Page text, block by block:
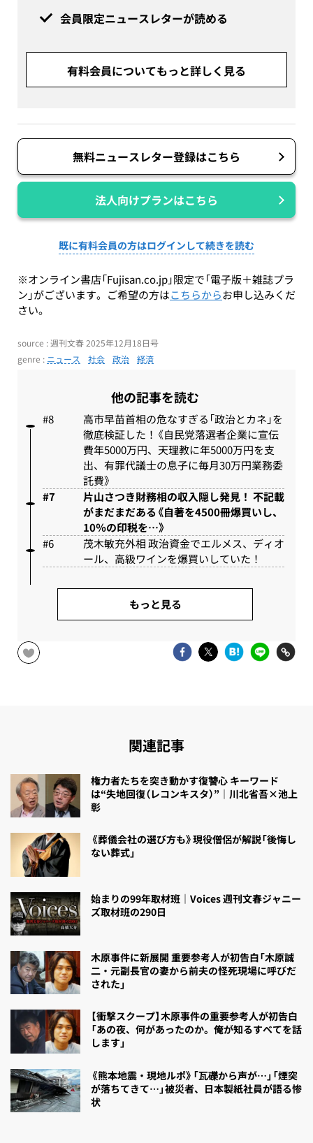
会員限定ニュースレターが読める
有料会員についてもっと詳しく見る
無料ニュースレター登録はこちら
法人向けプランはこちら
既に有料会員の方はログインして続きを読む
※オンライン書店「Fujisan.co.jp」限定で「電子版＋雑誌プラ
ン」がございます。ご希望の方はこちらからお申し込みくだ
さい。
source : 週刊文春 2025年12月18日号
genre : ニュース 社会 政治 経済
他の記事を読む
高市早苗首相の危なすぎる「政治とカネ」を
徹底検証した！《自民党落選者企業に宣伝
費年5000万円、天理教に年5000万円を支
出、有罪代議士の息子に毎月30万円業務委
託費》
片山さつき財務相の収入隠し発見！ 不記載
がまだまだある《自著を4500冊爆買いし、
10％の印税を…》
茂木敏充外相 政治資金でエルメス、ディオ
ール、高級ワインを爆買いしていた！
もっと見る
関連記事
権力者たちを突き動かす復讐心 キーワード
は“失地回復（レコンキスタ）”｜川北省吾×池上
彰
《葬儀会社の選び方も》現役僧侶が解説「後悔し
ない葬式」
始まりの99年取材班｜Voices 週刊文春ジャニー
ズ取材班の290日
木原事件に新展開 重要参考人が初告白「木原誠
二・元副長官の妻から前夫の怪死現場に呼びだ
された」
【衝撃スクープ】木原事件の重要参考人が初告白
「あの夜、何があったのか。俺が知るすべてを話
します」
《熊本地震・現地ルポ》「瓦礫から声が…」「煙突
が落ちてきて…」被災者、日本製紙社員が語る惨
状